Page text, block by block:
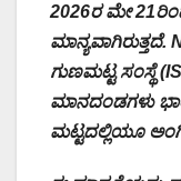
2026ರ ಮೇ
ಗುಣಮಟ್ಟ ಸಂಸ್ಥೆ
ಮಾನದಂಡಗಳು
ಮಟ್ಟದಲ್ಲಿಯೂ